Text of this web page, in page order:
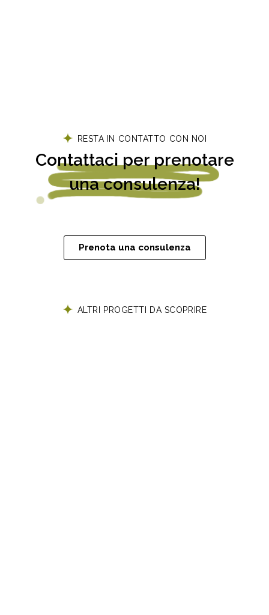
RESTA IN CONTATTO CON NOI
Contattaci per prenotare
una consulenza!
Prenota una consulenza
ALTRI PROGETTI DA SCOPRIRE